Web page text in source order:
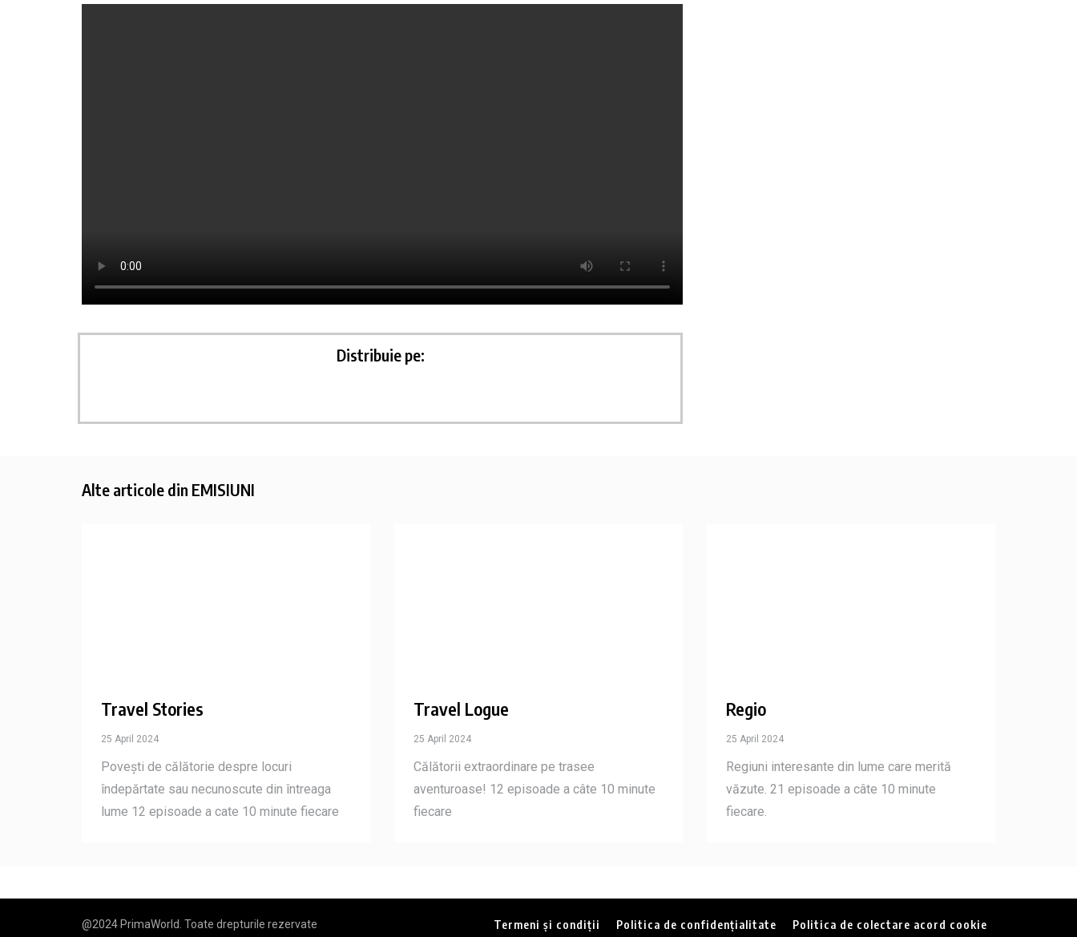
Alte articole din EMISIUNI
Travel Stories
25 April 2024
Povești de călătorie despre locuri
îndepărtate sau necunoscute din întreaga
lume 12 episoade a cate 10 minute fiecare
Travel Logue
25 April 2024
Călătorii extraordinare pe trasee
aventuroase! 12 episoade a câte 10 minute
fiecare
Regio
25 April 2024
Regiuni interesante din lume care merită
văzute. 21 episoade a câte 10 minute
fiecare.
@2024 PrimaWorld. Toate drepturile rezervate Termeni și condiții Politica de confidențialitate Politica de colectare acord cookie